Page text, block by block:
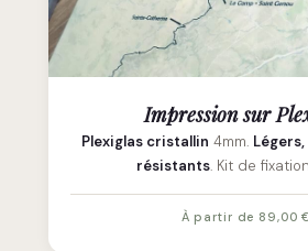
Impression sur
Plexiglas cristallin 4mm.
résistants. Kit de
À partir de 89,00